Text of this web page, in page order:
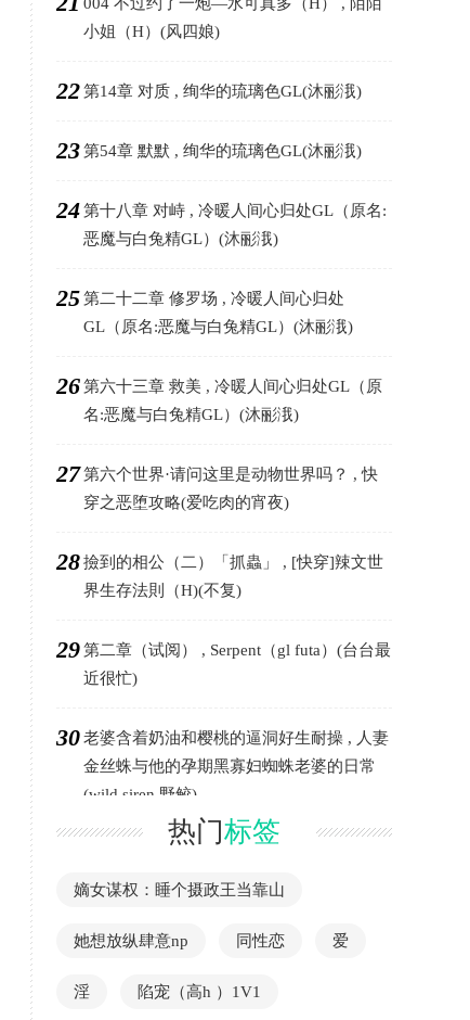
小姐（H）(风四娘)
22第14章 对质 , 绚华的琉璃色GL(沐彨涐)
23第54章 默默 , 绚华的琉璃色GL(沐彨涐)
24第十八章 对峙 , 冷暖人间心归处GL（原名:
恶魔与白兔精GL）(沐彨涐)
25第二十二章 修罗场 , 冷暖人间心归处
GL（原名:恶魔与白兔精GL）(沐彨涐)
26第六十三章 救美 , 冷暖人间心归处GL（原
名:恶魔与白兔精GL）(沐彨涐)
27第六个世界·请问这里是动物世界吗？ , 快
穿之恶堕攻略(爱吃肉的宵夜)
28撿到的相公（二）「抓蟲」 , [快穿]辣文世
界生存法則（H)(不复)
29第二章（试阅） , Serpent（gl futa）(台台最
近很忙)
30老婆含着奶油和樱桃的逼洞好生耐操 , 人妻
金丝蛛与他的孕期黑寡妇蜘蛛老婆的日常
(wild siren 野鲛)
热门标签
嫡女谋权：睡个摄政王当靠山
她想放纵肆意np 同性恋 爱
淫 陷宠（高h ）1V1